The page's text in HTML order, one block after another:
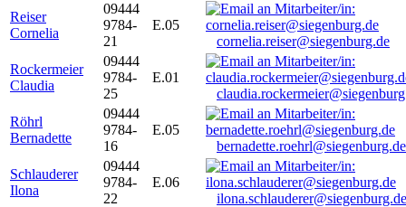
Reiser
Cornelia
09444
9784-
21
E.05
cornelia.reiser@siegenburg.de
Rockermeier
Claudia
09444
9784-
25
E.01
Röhrl
Bernadette
09444
9784-
16
E.05
bernadette.roehrl@siegenburg.de
Schlauderer
Ilona
09444
9784-
22
E.06
ilona.schlauderer@siegenburg.de